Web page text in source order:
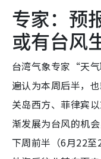
专家：预
或有台风
台湾气象专家“天
遍认为本周后半，
关岛西方、菲律宾
渐发展为台风的机
下周前半（6月22